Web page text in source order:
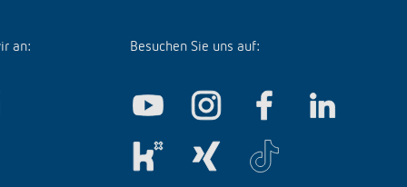
an: Besuchen Sie uns auf: